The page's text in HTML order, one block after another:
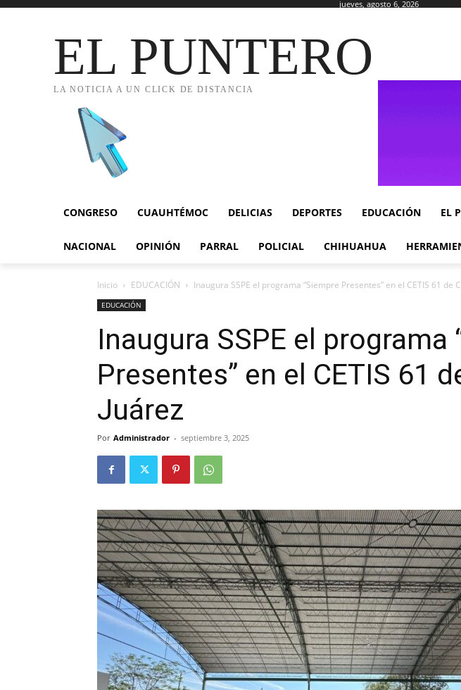
jueves, agosto 6, 2026
EL PUNTERO
LA NOTICIA A UN CLICK DE DISTANCIA
CONGRESO CUAUHTÉMOC DELICIAS DEPORTES EDUCACIÓN EL
NACIONAL OPINIÓN PARRAL POLICIAL CHIHUAHUA
Inicio EDUCACIÓN Inaugura SSPE el programa “Siempre Presentes” en el CETIS 61 de
EDUCACIÓN
Inaugura SSPE el programa
Presentes” en el CETIS 61
Juárez
Por Administrador - septiembre 3, 2025